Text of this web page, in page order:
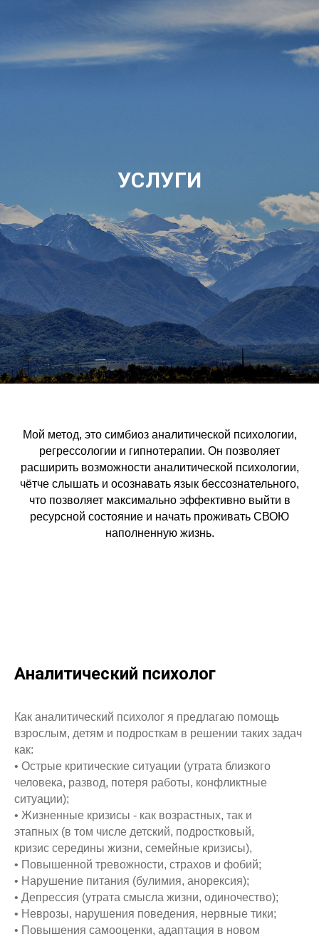
УСЛУГИ
Мой метод, это симбиоз аналитической психологии,
регрессологии и гипнотерапии. Он позволяет
расширить возможности аналитической психологии,
чётче слышать и осознавать язык бессознательного,
что позволяет максимально эффективно выйти в
ресурсной состояние и начать проживать СВОЮ
наполненную жизнь.
Аналитический психолог
Как аналитический психолог я предлагаю помощь
взрослым, детям и подросткам в решении таких задач
как:
• Острые критические ситуации (утрата близкого
человека, развод, потеря работы, конфликтные
ситуации);
• Жизненные кризисы - как возрастных, так и
этапных (в том числе детский, подростковый,
кризис середины жизни, семейные кризисы),
• Повышенной тревожности, страхов и фобий;
• Нарушение питания (булимия, анорексия);
• Депрессия (утрата смысла жизни, одиночество);
• Неврозы, нарушения поведения, нервные тики;
• Повышения самооценки, адаптация в новом